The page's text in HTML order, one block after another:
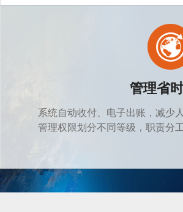
管理省
系统自动收付、电子出账，减少
管理权限划分不同等级，职责分